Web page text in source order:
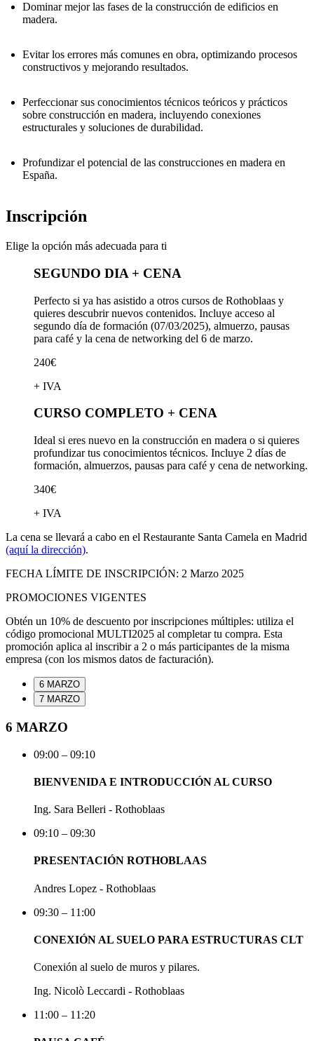
Dominar mejor las fases de la construcción de edificios en
madera.
Evitar los errores más comunes en obra, optimizando procesos
constructivos y mejorando resultados.
Perfeccionar sus conocimientos técnicos teóricos y prácticos
sobre construcción en madera, incluyendo conexiones
estructurales y soluciones de durabilidad.
Profundizar el potencial de las construcciones en madera en
España.
Inscripción
Elige la opción más adecuada para ti
SEGUNDO DIA + CENA
Perfecto si ya has asistido a otros cursos de Rothoblaas y
quieres descubrir nuevos contenidos. Incluye acceso al
segundo día de formación (07/03/2025), almuerzo, pausas
para café y la cena de networking del 6 de marzo.
240€
+ IVA
CURSO COMPLETO + CENA
Ideal si eres nuevo en la construcción en madera o si quieres
profundizar tus conocimientos técnicos. Incluye 2 días de
formación, almuerzos, pausas para café y cena de networking.
340€
+ IVA
La cena se llevará a cabo en el Restaurante Santa Camela en Madrid
(aquí la dirección).
FECHA LÍMITE DE INSCRIPCIÓN: 2 Marzo 2025
PROMOCIONES VIGENTES
Obtén un 10% de descuento por inscripciones múltiples: utiliza el
código promocional MULTI2025 al completar tu compra. Esta
promoción aplica al inscribir a 2 o más participantes de la misma
empresa (con los mismos datos de facturación).
6 MARZO
7 MARZO
6 MARZO
09:00 – 09:10
BIENVENIDA E INTRODUCCIÓN AL CURSO
Ing. Sara Belleri - Rothoblaas
09:10 – 09:30
PRESENTACIÓN ROTHOBLAAS
Andres Lopez - Rothoblaas
09:30 – 11:00
CONEXIÓN AL SUELO PARA ESTRUCTURAS CLT
Conexión al suelo de muros y pilares.
Ing. Nicolò Leccardi - Rothoblaas
11:00 – 11:20